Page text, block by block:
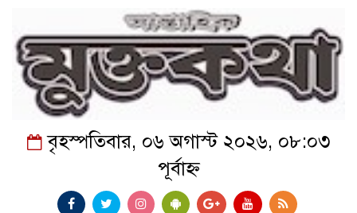
বৃহস্পতিবার, ০৬ অগাস্ট ২০২৬, ০৮:০৩
পূর্বাহ্ন